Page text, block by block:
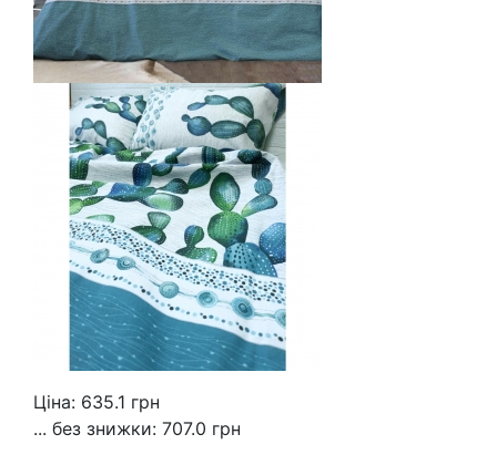
Ціна: 635.1 грн
... без знижки: 707.0 грн